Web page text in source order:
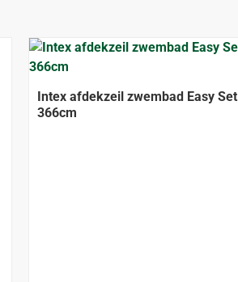
Intex afdekzeil zwembad Easy Set
366cm